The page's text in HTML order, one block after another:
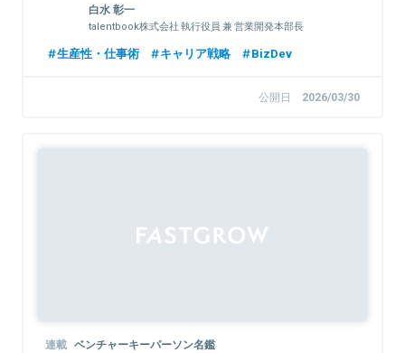
白水 彰一
talentbook株式会社 執行役員 兼 営業開発本部長
生産性・仕事術 キャリア戦略 BizDev
公開日 2026/03/30
連載 ベンチャーキーパーソン名鑑